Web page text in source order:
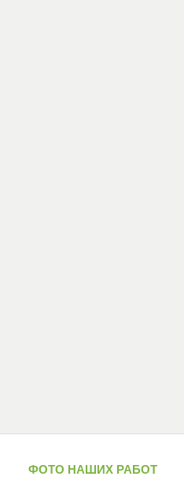
ФОТО НАШИХ РАБОТ